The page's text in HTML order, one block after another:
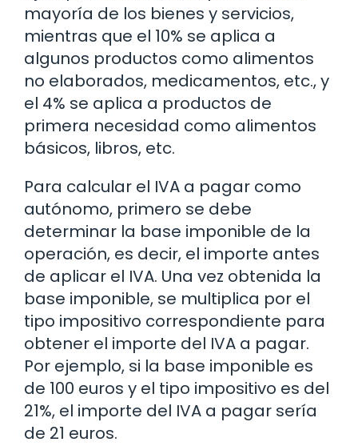
mayoría de los bienes y servicios,
mientras que el 10% se aplica a
algunos productos como alimentos
no elaborados, medicamentos, etc., y
el 4% se aplica a productos de
primera necesidad como alimentos
básicos, libros, etc.
Para calcular el IVA a pagar como
autónomo, primero se debe
determinar la base imponible de la
operación, es decir, el importe antes
de aplicar el IVA. Una vez obtenida la
base imponible, se multiplica por el
tipo impositivo correspondiente para
obtener el importe del IVA a pagar.
Por ejemplo, si la base imponible es
de 100 euros y el tipo impositivo es del
21%, el importe del IVA a pagar sería
de 21 euros.